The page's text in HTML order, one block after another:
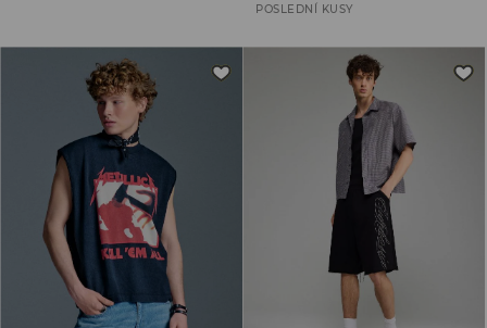
POSLEDNÍ KUSY